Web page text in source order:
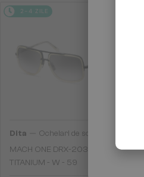
2-4 ZILE
Dita
Ochelari de soare
MACH ONE DRX-2030
TITANIUM - W - 59